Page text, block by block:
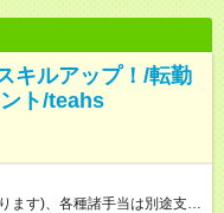
キルアップ！/転勤
ト/teahs
ます)、各種諸手当は別途支